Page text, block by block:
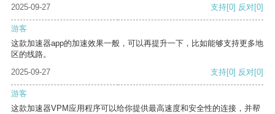
2025-09-27
支持[0] 反对[0]
游客
这款加速器app的加速效果一般，可以再提升一下，比如能够支持更多地
区的线路。
2025-09-27
支持[0] 反对[0]
游客
这款加速器VPM应用程序可以给你提供最高速度和安全性的连接，并帮